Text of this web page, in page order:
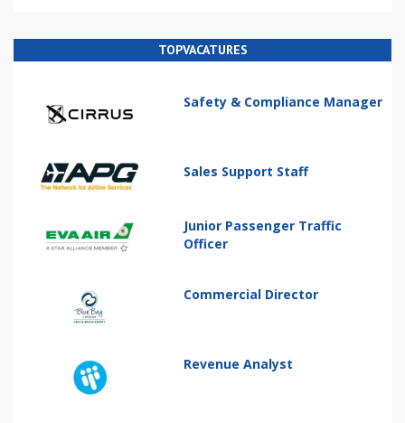
TOPVACATURES
Safety & Compliance Manager
Sales Support Staff
Junior Passenger Traffic
Officer
Commercial Director
Revenue Analyst